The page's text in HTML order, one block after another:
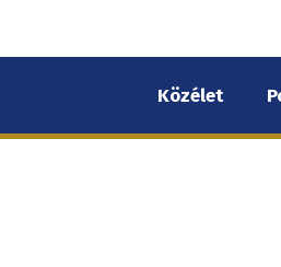
Közélet